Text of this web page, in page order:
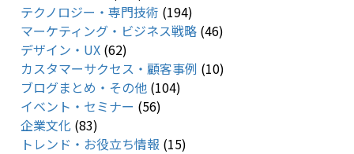
テクノロジー・専門技術 (194)
マーケティング・ビジネス戦略(46)
デザイン・UX(62)
カスタマーサクセス・顧客事例 (10)
ブログまとめ・その他(104)
イベント・セミナー (56)
企業文化 (83)
トレンド・お役立ち情報 (15)